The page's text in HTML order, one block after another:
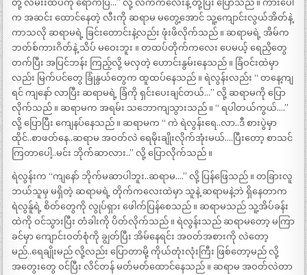
တို့ လမ်းးထိပ်ကို ရောက်ပြီ…” လို့ လက်ကလေးနဲ့ တို့ပြီး ပြောသည် ။ ကားပေါ်
က အဆင်း ထောင်နေတဲ့ လီးကို ဆရာမ မတွေ့အောင် သူ့ကျောင်းလွယ်အိတ်နဲ့
ကာသလို ဆရာမရဲ့ ခြင်းတောင်းနဲ့လည်း ဖုံးဖိလိုက်သည် ။ ဆရာမရဲ့ အိမ်က
ဘတ်စ်ကားဂိတ်နဲ့ သိပ် မဝေးဘူး ။ တထပ်တိုက်ကလေး ပေမယ့် ရေညှိတွေ
တက်ပြီး အပြင်ဘန်း ကြည့်လို့ မလှတဲ့ ဟောင်းနွမ်းနေသည် ။ ခြံဝင်းထဲမှာ
လည်း မြက်ပင်တွေ ခြုံနွယ်တွေက ထူထပ်နေသည် ။ ရဲလွန်းလည်း “ တနေ့ကျ
ရင် ကျနော် လာပြီး ဆရာမရဲ့ ခြံကို ရှင်းပေးချင်တယ်…” လို့ ဆရာမကို ပြော
လိုက်သည် ။ ဆရာမက အရမ်း သဘောကျသွားသည် ။ “ ရပါတယ်ကွယ်….”
လို့ ပြောပြီး ကျေနပ်နေသည် ။ ဆရာမက “ ကဲ ရဲလွန်းရေ..လာ..ဒီ စားပွဲမှာ
ထိုင်..စာဖတ်နေ..ဆရာမ အဝတ်လဲ ရေမိုးချိုးလိုက်အုံးမယ်….ပြီးတော့ စာသင်
ကြတာပေါ့..မင်း ဘိုက်ဆာလား..” လို့ ပြောလိုက်သည် ။
ရဲလွန်းက “ကျနော် ဘိုက်မဆာပါဘူး..ဆရာမ….” လို့ ပြန်ဖြေသည် ။ တခြားလူ
ဘယ်သူမှ မရှိတဲ့ ဆရာမရဲ့ တိုက်ကလေးထဲမှာ သူနဲ့ ဆရာမနဲ့ဘဲ ရှိနေတာက
ရဲလွန်ူရဲ့ စိတ်တွေကို လွုပ်ရှား ဖေါက်ပြန်စေသည် ။ ဆရာမသည် သူ့အိပ်ခန်း
ထဲကို ဝင်သွားပြီး တံခါးကို ပိတ်လိုက်သည် ။ ရဲလွန်းသည် ဆရာမတော့ မကြာ
ခင်မှာ ကျောင်းဝတ်စုံကို ချွတ်ပြီး အိမ်နေရင်း အဝတ်အစားကို လဲတော့
မည်..ရေချိုးမည် လို့လည်း ပြောတာမို့ ကိုယ်တုံးလုံးကြီး ဖြစ်တော့မည် လို့
အတွေးတွေ ဝင်ပြီး လိင်တန် မတ်မတ်ထောင်နေသည် ။ ဆရာမ အဝတ်လဲတာ